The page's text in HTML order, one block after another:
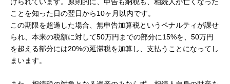
けられています。原則的に、申告も納税も、相続人が亡くなった
ことを知った日の翌日から10ヶ月以内です。
この期限を超過した場合、無申告加算税というペナルティが課せ
られ、本来の税額に対して50万円までの部分に15%を、50万円
を超える部分には20%の延滞税を加算し、支払うことになってし
まいます。